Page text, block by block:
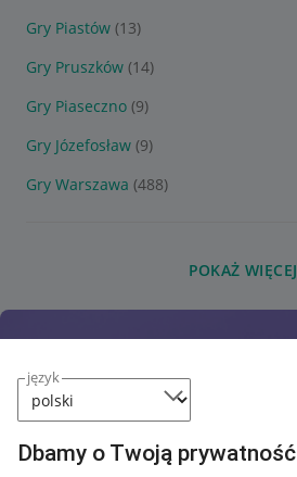
język
Dbamy o Twoją prywatność
Gry Piastów (13)
Gry Pruszków (14)
Gry Piaseczno (9)
Gry Józefosław (9)
Gry Warszawa (488)
POKAŻ WIĘCEJ